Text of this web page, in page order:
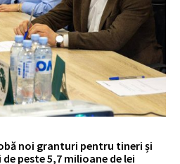
noi granturi pentru tineri și
peste 5,7 milioane de lei